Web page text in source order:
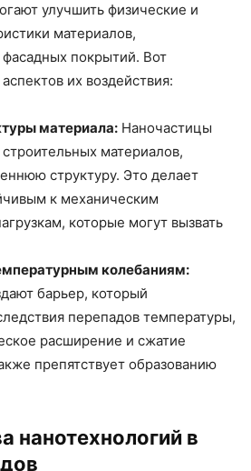
улучшить физические и
материалов,
покрытий. Вот
их воздействия:
материала: Наночастицы
материалов,
структуру. Это делает
к механическим
которые могут вызвать
колебаниям:
барьер, который
перепадов температуры,
расширение и сжатие
препятствует образованию
нанотехнологий в